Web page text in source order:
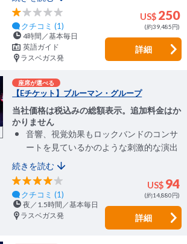
US$ 250
(約39,485円)
クチコミ (1)
4時間／基本毎日
英語ガイド
ラスベガス発
詳細
座席が選べる
【Eチケット】ブルーマン・グループ
当社価格は税込みの総額表示。追加料金はか
かりません
音響、視覚効果もロックバンドのコンサ
ートを見ているかのような刺激的な演出
続きを読む
US$ 94
(約14,880円)
クチコミ (1)
夜／1.5時間／基本毎日
ラスベガス発
詳細